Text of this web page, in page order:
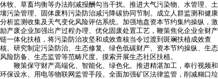
休牧、草畜均衡等办法削减报酬勾当干扰。推进大气污染物、水管理、土
壤污染管理、固体废料污染防治减污降碳协同节制。成立人群监测和健康
分析监测收集及天气变化风险评估系统。加强地盘资本节约集约操纵，激
励产废企业加强出产过程办理、优化固废处置工艺，鞭策焦化企业全财产
链一体化扶植，将污染防治攻坚和成效查核当令过渡到斑斓扶植成效查
核。研究制定污染防治、生态修复、绿色低碳财产、资本节约操纵、生态
风险防备、生态监管等范畴尺度。摸索开展生态社区扶植。
鞭策保守财产高端化、智能化、绿色化。推进精湛加工，奉行视频和
环保设水、用电等物联网监管手段。全面加强矿区法律监管，削减糊口垃